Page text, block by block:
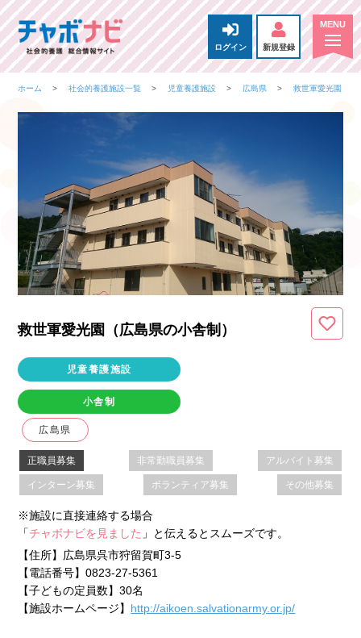
ログイン 新規登録
ホーム 社会的養護施設一覧 児童養護施設 広島県 救世軍愛光園
救世軍愛光園（広島県の小舎制 ）
児童養護施設
小舎制
広島県
正職員募集 非常勤職員募集 アルバイト募集
インターン募集 ボランティア募集 その他募集
※施設に直接連絡する場合
「チャボナビを見ました 」と伝えるとスムーズです。
【住所】 広島県呉市狩留賀町3-5
【電話番号】0823-27-5361
【子どもの定員数】30名
【施設ホームページ】 http://aikoen.salvationarmy.or.jp/